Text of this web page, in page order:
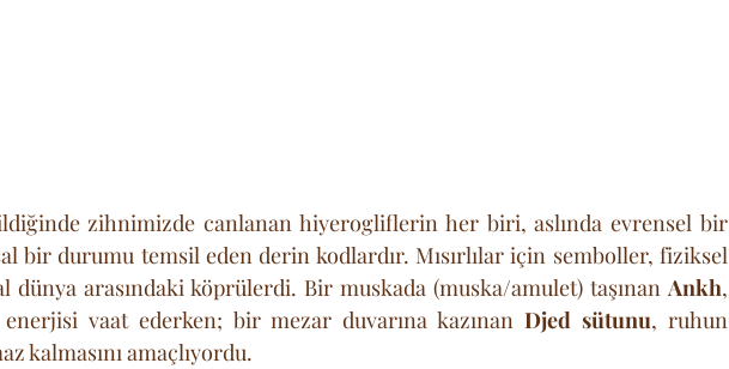
zihnimizde canlanan hiyerogliflerin her biri, aslında evrensel bir
bir durumu temsil eden derin kodlardır. Mısırlılar için semboller, fiziksel
dünya arasındaki köprülerdi. Bir muskada (muska/amulet) taşınan Ankh,
enerjisi vaat ederken; bir mezar duvarına kazınan Djed sütunu, ruhun
kalmasını amaçlıyordu.